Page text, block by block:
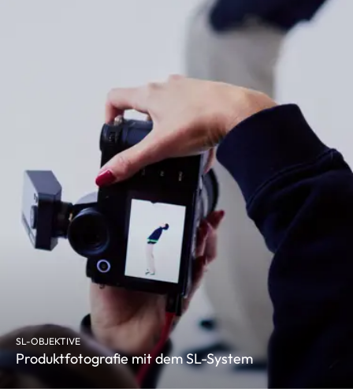
SL-OBJEKTIVE
Produktfotografie mit dem SL-System